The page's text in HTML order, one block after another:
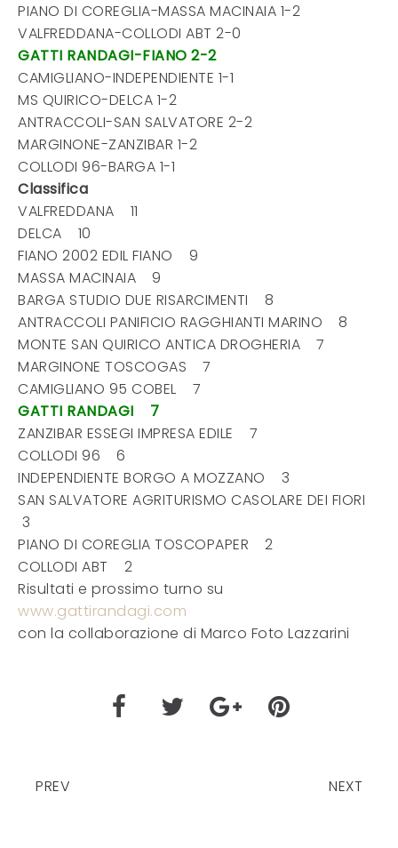
PIANO DI COREGLIA-MASSA MACINAIA 1-2
VALFREDDANA-COLLODI ABT 2-0
GATTI RANDAGI-FIANO 2-2
CAMIGLIANO-INDEPENDIENTE 1-1
MS QUIRICO-DELCA 1-2
ANTRACCOLI-SAN SALVATORE 2-2
MARGINONE-ZANZIBAR 1-2
COLLODI 96-BARGA 1-1
Classifica
VALFREDDANA 11
DELCA 10
FIANO 2002 EDIL FIANO 9
MASSA MACINAIA 9
BARGA STUDIO DUE RISARCIMENTI 8
ANTRACCOLI PANIFICIO RAGGHIANTI MARINO 8
MONTE SAN QUIRICO ANTICA DROGHERIA 7
MARGINONE TOSCOGAS 7
CAMIGLIANO 95 COBEL 7
GATTI RANDAGI 7
ZANZIBAR ESSEGI IMPRESA EDILE 7
COLLODI 96 6
INDEPENDIENTE BORGO A MOZZANO 3
SAN SALVATORE AGRITURISMO CASOLARE DEI FIORI
3
PIANO DI COREGLIA TOSCOPAPER 2
COLLODI ABT 2
Risultati e prossimo turno su
www.gattirandagi.com
con la collaborazione di Marco Foto Lazzarini
PREV NEXT